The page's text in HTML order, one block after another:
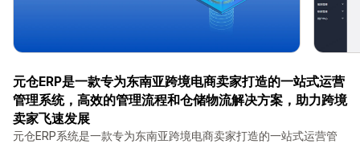
元仓ERP是一款专为东南亚跨境电商卖家打造的一站式运营
管理系统，高效的管理流程和仓储物流解决方案，助力跨境
卖家飞速发展
元仓ERP系统是一款专为东南亚跨境电商卖家打造的一站式运营管